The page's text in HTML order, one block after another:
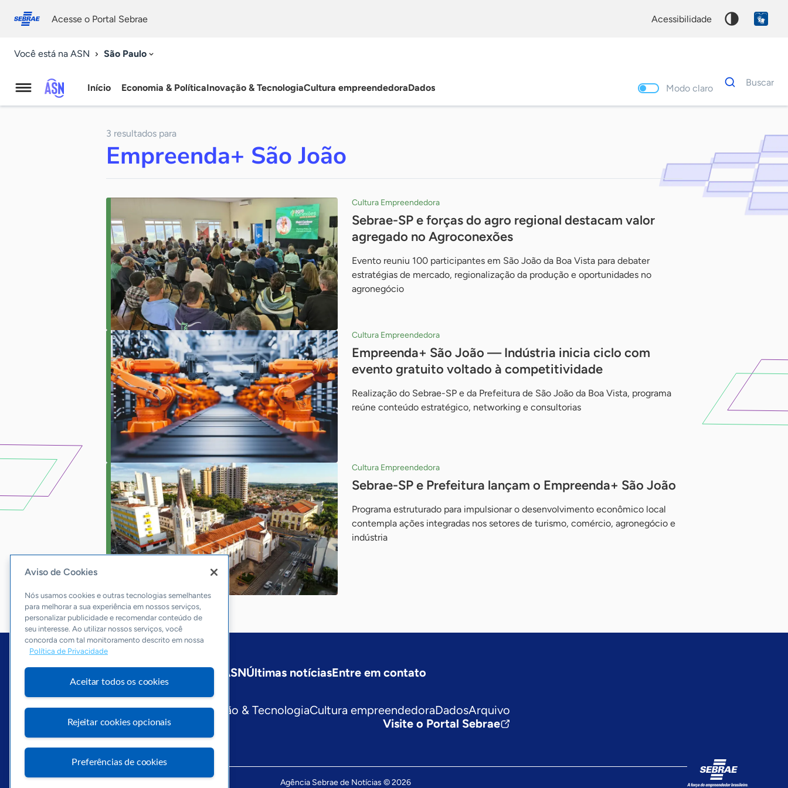
conosco
Acesse o Portal Sebrae acessibilidade
Você está na ASN São Paulo
Agência
Notícias
Início Economia & PolíticaInovação & TecnologiaCultura empreendedoraDados Modo claro
Dados
para
Buscar
3 resultados para
Empreenda+ São João
Cultura Empreendedora
Sebrae-SP e forças do agro regional destacam valor
agregado no Agroconexões
Evento reuniu 100 participantes em São João da Boa Vista para debater
estratégias de mercado, regionalização da produção e oportunidades no
agronegócio
Cultura Empreendedora
Empreenda+ São João — Indústria inicia ciclo com
evento gratuito voltado à competitividade
Realização do Sebrae-SP e da Prefeitura de São João da Boa Vista, programa
reúne conteúdo estratégico, networking e consultorias
Cultura Empreendedora
Sebrae-SP e Prefeitura lançam o Empreenda+ São João
Programa estruturado para impulsionar o desenvolvimento econômico local
contempla ações integradas nos setores de turismo, comércio, agronegócio e
indústria
Sobre a ASNÚltimas notíciasEntre em contato
Editorias
Economia & PolíticaInovação & TecnologiaCultura empreendedoraDadosArquivo
Visite o Portal Sebrae
Agência Sebrae de Notícias © 2026
Aviso de Cookies
Nós usamos cookies e outras tecnologias semelhantes
para melhorar a sua experiência em nossos serviços,
personalizar publicidade e recomendar conteúdo de
seu interesse. Ao utilizar nossos serviços, você
concorda com tal monitoramento descrito em nossa
Política de Privacidade
Aceitar todos os cookies
Rejeitar cookies opcionais
Preferências de cookies